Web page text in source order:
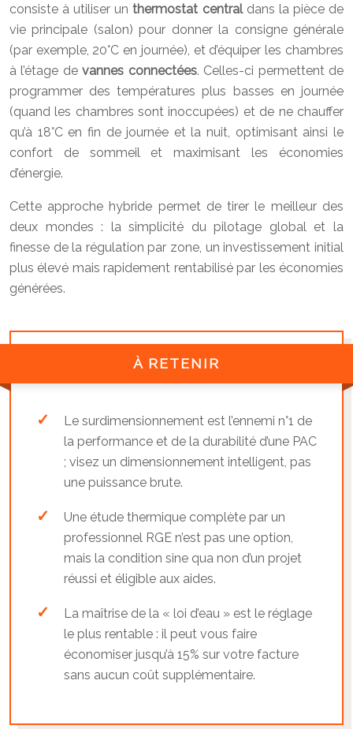
consiste à utiliser unthermostat centraldans la pièce de
vie principale (salon) pour donner la consigne générale
(par exemple, 20°C en journée), et d’équiper les chambres
à l’étage devannes connectées. Celles-ci permettent de
programmer des températures plus basses en journée
(quand les chambres sont inoccupées) et de ne chauffer
qu’à 18°C en fin de journée et la nuit, optimisant ainsi le
confort de sommeil et maximisant les économies
d’énergie.
Cette approche hybride permet de tirer le meilleur des
deux mondes : la simplicité du pilotage global et la
finesse de la régulation par zone, un investissement initial
plus élevé mais rapidement rentabilisé par les économies
générées.
À RETENIR
Le surdimensionnement est l’ennemi n°1 de
la performance et de la durabilité d’une PAC
; visez un dimensionnement intelligent, pas
une puissance brute.
Une étude thermique complète par un
professionnel RGE n’est pas une option,
mais la condition sine qua non d’un projet
réussi et éligible aux aides.
La maîtrise de la « loi d’eau » est le réglage
le plus rentable : il peut vous faire
économiser jusqu’à 15% sur votre facture
sans aucun coût supplémentaire.